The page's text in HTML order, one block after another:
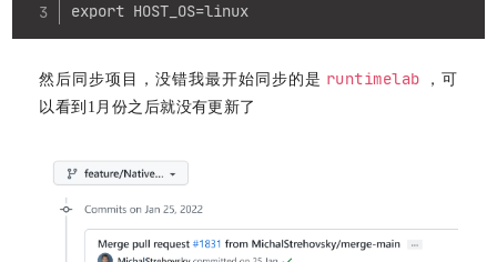
export HOST_OS=linux
然后同步项目，没错我最开始同步的是 runtimelab
，可
以看到1月份之后就没有更新了